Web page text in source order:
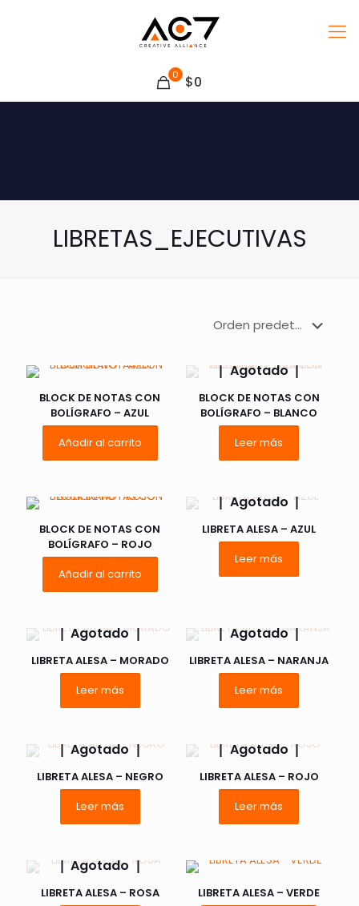
0 $0
LIBRETAS_EJECUTIVAS
BLOCK DE NOTAS CON
BOLÍGRAFO – AZUL
Añadir al carrito
Agotado
BLOCK DE NOTAS CON
BOLÍGRAFO – BLANCO
Leer más
BLOCK DE NOTAS CON
BOLÍGRAFO – ROJO
Añadir al carrito
Agotado
LIBRETA ALESA – AZUL
Leer más
Agotado
LIBRETA ALESA – MORADO
Leer más
Agotado
LIBRETA ALESA – NARANJA
Leer más
Agotado
LIBRETA ALESA – NEGRO
Leer más
Agotado
LIBRETA ALESA – ROJO
Leer más
Agotado
LIBRETA ALESA – ROSA
LIBRETA ALESA – VERDE